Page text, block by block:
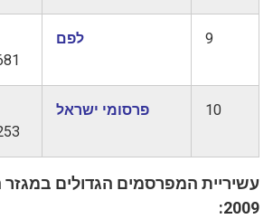
9 לפם
10 פרסומי ישראל
עשיריית המפרסמים הגדולים
2009: